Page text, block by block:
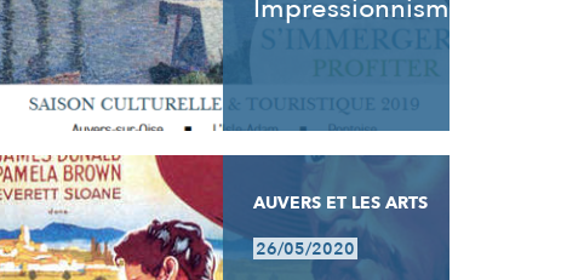
Impressionnisme
AUVERS ET LES ARTS
26/05/2020